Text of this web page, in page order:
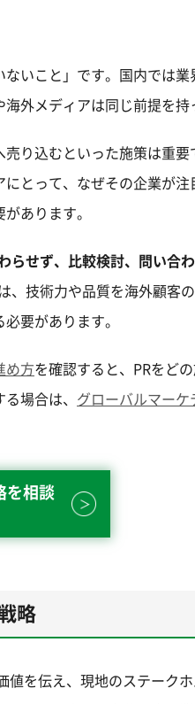
いこと」です。国内では業
外メディアは同じ前提を持
り込むといった施策は重
とって、なぜその企業が注
あります。
らせず、比較検討、問い合
、技術力や品質を海外顧客
要があります。
め方を確認すると、PRをど
場合は、 グローバルマーケ
を相談
略
を伝え、現地のステーク